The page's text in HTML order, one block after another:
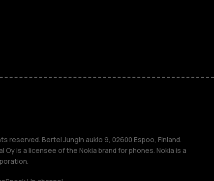
reserved. Bertel Jungin aukio 9, 02600 Espoo, Finland.
Oy is a licensee of the Nokia brand for phones. Nokia is a